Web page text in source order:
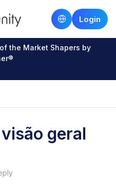
Login
the Market Shapers by
geral